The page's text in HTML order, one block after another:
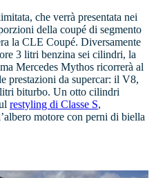
che verrà presentata nei
della coupé di segmento
la CLE Coupé. Diversamente
3 litri benzina sei cilindri, la
Mercedes Mythos ricorrerà al
prestazioni da supercar: il V8,
biturbo. Un otto cilindri
restyling di Classe S,
motore con perni di biella